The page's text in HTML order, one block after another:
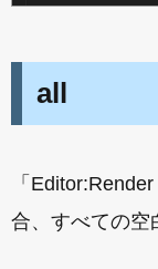
all
「
合、すべての空